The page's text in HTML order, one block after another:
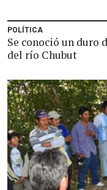
POLÍTICA
Se conoció un duro
del río Chubut